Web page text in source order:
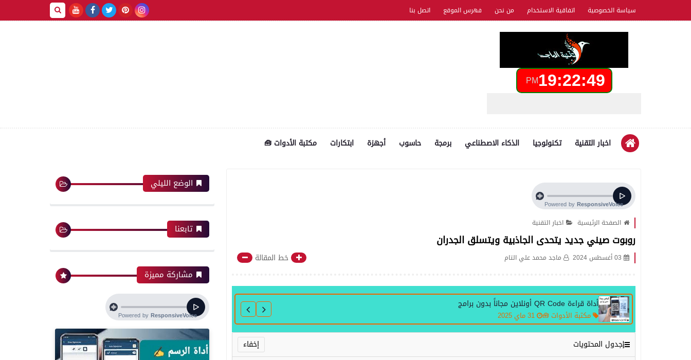
سياسة الخصوصية اتفاقية الاستخدام من نحن فهرس الموقع اتصل بنا
19:22:50
PM
اخبار التقنية تكنولوجيا الذكاء الاصطناعي برمجة حاسوب أجهزة ابتكارات مكتبة الأدوات 🧰
الصفحة الرئيسية اخبار التقنية
روبوت صيني جديد يتحدى الجاذبية ويتسلق الجدران
03 أغسطس 2024 ماجد محمد علي التام خط المقالة
أداة قراءة QR Code أونلاين مجاناً بدون برامج
مكتبة الأدوات 🧰 31 ماي 2025
جدول المحتويات
الوضع الليلي
تابعنا
مشاركة مميزة